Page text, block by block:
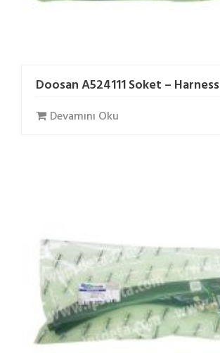
Doosan A524111 Soket – Harness
Devamını Oku